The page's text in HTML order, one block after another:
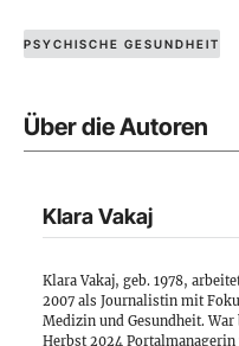
PSYCHISCHE GESUNDHEIT
Über die Autoren
Klara Vakaj
Klara Vakaj, geb. 1978,
2007 als Journalistin mit
Medizin und Gesundheit. War
Herbst 2024 Portalmanagerin